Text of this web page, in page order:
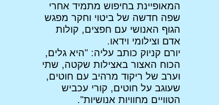
המאופיינת בחיפוש מתמיד אחרי
שפה חדשה של ביטוי וחקר מפגש
הגוף האנושי עם חפצים, קולות
אדם וצילומי וידאו.
יורם קניוק כותב עליה: "היא גלים,
הכוח האצור באצילות שקטה, שתי
וערב של ריקוד מרהיב עם חוטים,
שעוגב על חוטים, קורי עכביש
הטוויים מחוויות אנושיות".